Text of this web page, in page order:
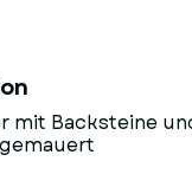
mit Backsteine